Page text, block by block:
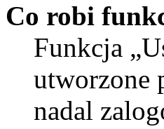
Co robi
Funkcja
utworzone
nadal